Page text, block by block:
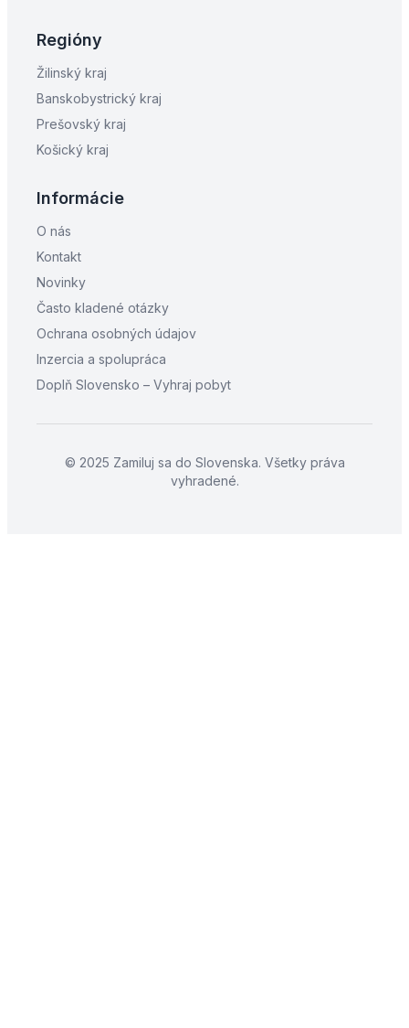
Regióny
Žilinský kraj
Banskobystrický kraj
Prešovský kraj
Košický kraj
Informácie
O nás
Kontakt
Novinky
Často kladené otázky
Ochrana osobných údajov
Inzercia a spolupráca
Doplň Slovensko – Vyhraj pobyt
© 2025 Zamiluj sa do Slovenska. Všetky práva
vyhradené.